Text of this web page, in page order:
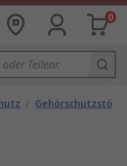
0
/